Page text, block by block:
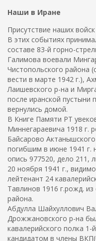
Наши в Иране
Присутствие наших
В этих событиях
составе 83-й горно-
Галимова воевали
Чистопольского района
вести в марте 1942 г.),
Лаишевского р-на и
после иранской пустыни
вернулись домой.
В Книге Памяти РТ
Миннегараевича 1918 г.
Байсарово
погибшим в июне 1941
опись 977520, дело 211,
20 ноября 1941 г.,
лейтенант 24
Тавлинов 1916 г.рожд.
района.
Абдулла Шайхуллович
Дрожжановского р-на
кавалерийского полка 1-
кандидатом в члены